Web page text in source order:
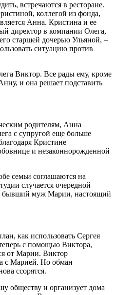
встречаются в ресторане.
коллегой из фонда,
Анна. Кристина и ее
директор в компании Олега,
старшей дочерью Ульяной, –
ситуацию против
Виктор. Все рады ему, кроме
и она решает подставить
родителям, Анна
с супругой еще больше
Кристине
и незаконнорожденной
семьи соглашаются на
случается очередной
бывший муж Марии, настоящий
как использовать Сергея
с помощью Виктора,
от Марии. Виктор
с Марией. Но обман
ссорятся.
обществу и организует дома